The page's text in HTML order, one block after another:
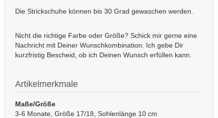
Die Strickschuhe können bis 30 Grad gewaschen werden.
Nicht die richtige Farbe oder Größe? Schick mir gerne eine
Nachricht mit Deiner Wunschkombination. Ich gebe Dir
kurzfristig Bescheid, ob ich Deinen Wunsch erfüllen kann.
Artikelmerkmale
Maße/Größe
3-6 Monate, Größe 17/18, Sohlenlänge 10 cm